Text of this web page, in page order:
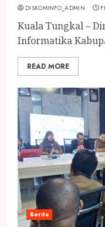
DISKOMINFO_ADMIN
Kuala Tungkal –
Informatika
READ MORE
Berita